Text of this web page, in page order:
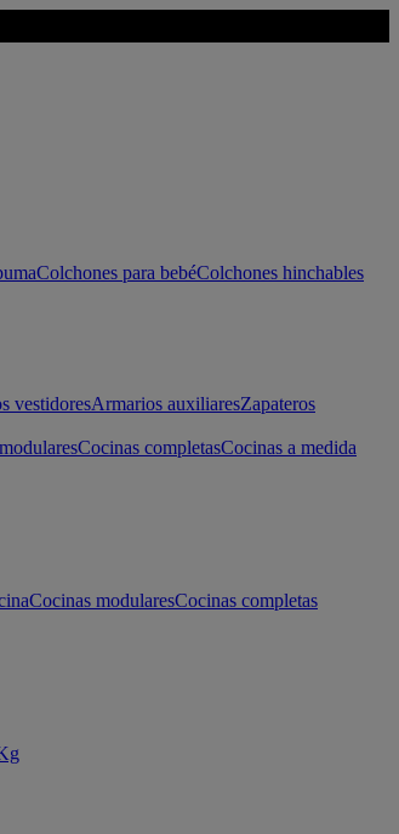
Colchones para bebéColchones hinchables
vestidoresArmarios auxiliaresZapateros
Cocinas completasCocinas a medida
Cocinas modularesCocinas completas